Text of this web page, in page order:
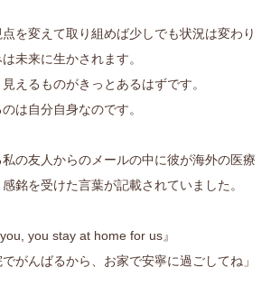
を変えて取り組めば少しでも状況は変わり
未来に生かされます。
えるものがきっとあるはずです。
は自分自身なのです。
の友人からのメールの中に彼が海外の医療
銘を受けた言葉が記載されていました。
you stay at home for us』
がんばるから、お家で安寧に過ごしてね」